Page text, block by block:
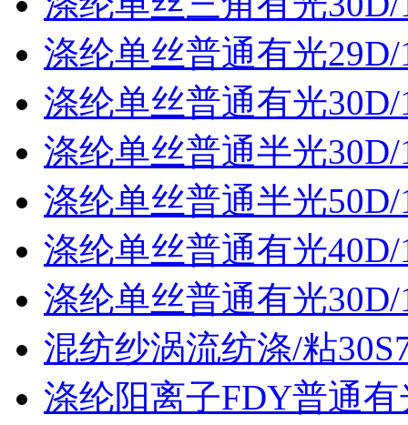
涤纶单丝普通有光29D/
涤纶单丝普通有光30D/
涤纶单丝普通半光30D/
涤纶单丝普通半光50D/
涤纶单丝普通有光40D/
涤纶单丝普通有光30D/
混纺纱涡流纺涤/粘
涤纶阳离子FDY普通有